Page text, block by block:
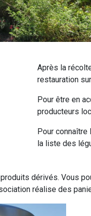
Après la
restauration
Pour être en
producteurs
Pour
la liste des
dérivés. Vous
réalise des